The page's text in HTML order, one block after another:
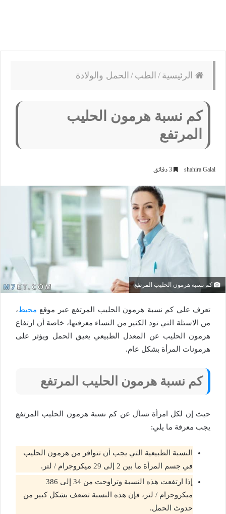
الرئيسية / الطب / الحمل والولادة
كم نسبة هرمون الحليب
المرتفع
shahira Galal
كم نسبة هرمون الحليب المرتفع
تعرف علي كم نسبة هرمون الحليب المرتفع عبر موقع محيط،
من الاسئلة التي تود الكثير من النساء معرفتها، خاصة أن ارتفاع
هرمون الحليب عن المعدل الطبيعي يعيق الحمل ويؤثر على
هرمونات المرأة بشكل عام.
كم نسبة هرمون الحليب المرتفع
حيث إن لكل امرأة تسأل عن كم نسبة هرمون الحليب المرتفع
يجب معرفة ما يلي:
النسبة الطبيعية التي يجب أن تتوافر من هرمون الحليب
في جسم المرأة ما بين 2 إلى 29 ميكروجرام / لتر.
إذا ارتفعت هذه النسبة وتراوحت من 34 إلى 386
ميكروجرام / لتر، فإن هذه النسبة تضعف بشكل كبير من
حدوث الحمل.